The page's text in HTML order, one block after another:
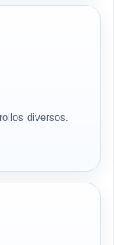
diversos.